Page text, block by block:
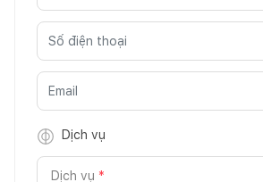
Dịch vụ
Dịch vụ *